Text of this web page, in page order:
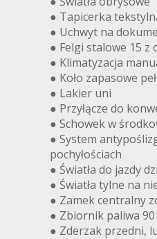
● Tapicerka
● Uchwyt na
● Felgi stalowe 15
● Klimatyzacja
● Koło zapasowe
● Lakier uni
● Przyłącze do
● Schowek w
● System
pochyłościach
● Światła do jazdy
● Światła tylne na
● Zamek centralny
● Zbiornik paliwa
● Zderzak przedni,